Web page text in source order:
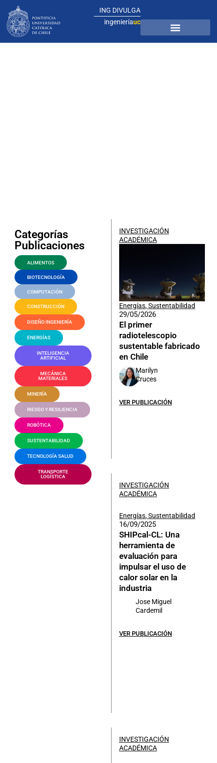
ING DIVULGA
ingenieríauc
Categorías
Publicaciones
ALIMENTOS
BIOTECNOLOGÍA
COMPUTACIÓN
CONSTRUCCIÓN
DISEÑO INGENIERÍA
ENERGÍAS
INTELIGENCIA
ARTIFICIAL
MECÁNICA
MATERIALES
MINERÍA
RIESGO Y RESILIENCIA
ROBÓTICA
SUSTENTABILIDAD
TECNOLOGÍA SALUD
TRANSPORTE
LOGÍSTICA
INVESTIGACIÓN
ACADÉMICA
Energías,Sustentabilidad
29/05/2026
El primer
radiotelescopio
sustentable fabricado
en Chile
Marilyn
Cruces
VER PUBLICACIÓN
INVESTIGACIÓN
ACADÉMICA
Energías,Sustentabilidad
16/09/2025
SHIPcal-CL: Una
herramienta de
evaluación para
impulsar el uso de
calor solar en la
industria
Jose Miguel
Cardemil
VER PUBLICACIÓN
INVESTIGACIÓN
ACADÉMICA